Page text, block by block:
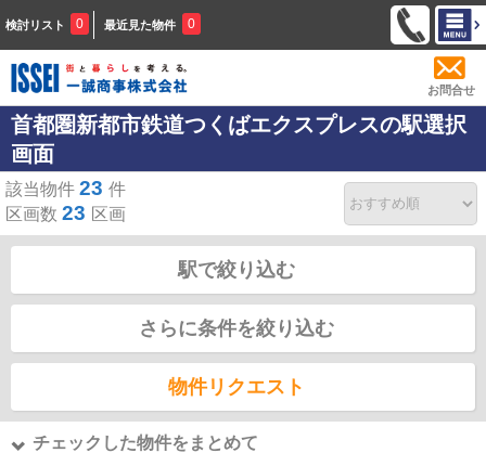
検討リスト 0 最近見た物件 0
お問合せ
首都圏新都市鉄道つくばエクスプレスの駅選択
画面
該当物件 23 件
区画数 23 区画
駅で絞り込む
さらに条件を絞り込む
物件リクエスト
チェックした物件をまとめて